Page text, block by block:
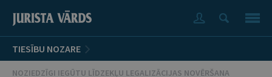
TIESĪBU NOZARE
NOZIEDZĪGI IEGŪTU LĪDZEKĻU LEGALIZĀCIJAS NOVĒRŠANA